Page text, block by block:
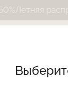
Летняя